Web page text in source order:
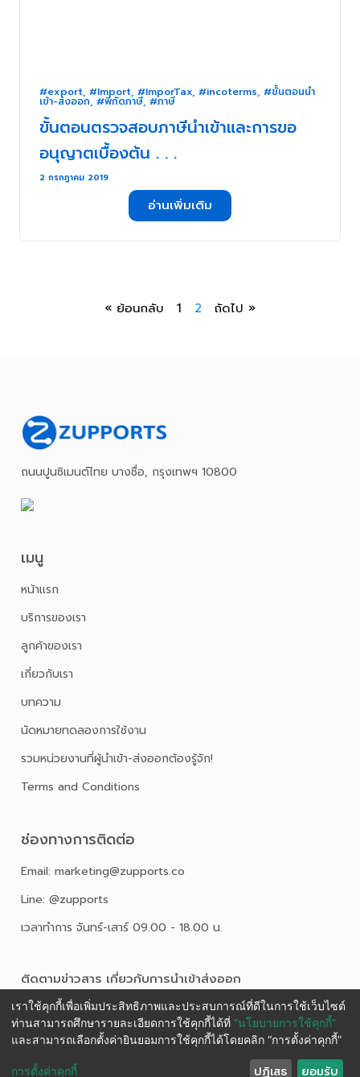
#export, #Import, #ImporTax, #incoterms, #ขั้นตอนนำ
เข้า-ส่งออก, #พิกัดภาษี, #ภาษี
ขั้นตอน​ตรวจสอบภาษีนำเข้าและการขอ
อนุญาตเบื้องต้น​ . . .
2 กรกฎาคม 2019
อ่านเพิ่มเติม
« ย้อนกลับ 1 2 ถัดไป »
ถนนปูนซิเมนต์ไทย บางซื่อ, กรุงเทพฯ 10800
เมนู
หน้าเเรก
บริการของเรา
ลูกค้าของเรา
เกี่ยวกับเรา
บทความ
นัดหมายทดลองการใช้งาน
รวมหน่วยงานที่ผู้นำเข้า-ส่งออกต้องรู้จัก!
Terms and Conditions
ช่องทางการติดต่อ
Email: marketing@zupports.co
Line: @zupports
เวลาทำการ จันทร์-เสาร์ 09.00 - 18.00 น.
ติดตามข่าวสาร เกี่ยวกับการนําเข้าส่งออก
เราใช้คุกกี้เพื่อเพิ่มประสิทธิภาพและประสบการณ์ที่ดีในการใช้เว็บไซต์
ท่านสามารถศึกษารายละเอียดการใช้คุกกี้ได้ที่ “นโยบายการใช้คุกกี้”
และสามารถเลือกตั้งค่ายินยอมการใช้คุกกี้ได้โดยคลิก “การตั้งค่าคุกกี้”
การตั้งค่าคุกกี้ ปฏิเสธ ยอมรับ